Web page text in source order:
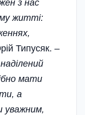
з нас
житті:
Типусяк. –
мати
а
уважним,